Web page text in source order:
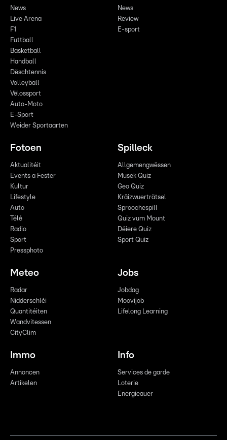
News
Live Arena
F1
Futtball
Basketball
Handball
Dëschtennis
Volleyball
Vëlossport
Auto-Moto
E-Sport
Weider Sportaarten
News
Review
E-sport
Fotoen
Aktualitéit
Events a Fester
Kultur
Lifestyle
Auto
Télé
Radio
Sport
Pressphoto
Spilleck
Allgemengwëssen
Musek Quiz
Geo Quiz
Kräizwuerträtsel
Sproochespill
Quiz vum Mount
Déiere Quiz
Sport Quiz
Meteo
Radar
Nidderschléi
Quantitéiten
Wandvitessen
CityClim
Jobs
Jobdag
Moovijob
Lifelong Learning
Immo
Annoncen
Artikelen
Info
Services de garde
Loterie
Energieauer